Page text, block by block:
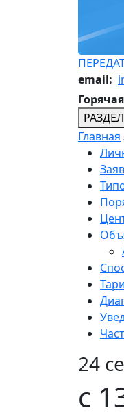
email:
Главная
24
с